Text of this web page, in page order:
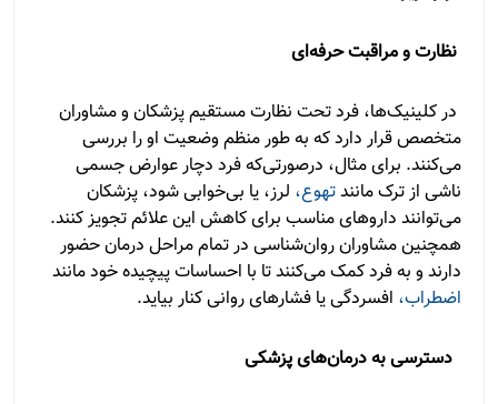
نظارت و مراقبت حرفه‌ای
در کلینیک‌ها، فرد تحت نظارت مستقیم پزشکان و مشاوران
متخصص قرار دارد که به طور منظم وضعیت او را بررسی
می‌کنند. برای مثال، درصورتی‌که فرد دچار عوارض جسمی
ناشی از ترک مانندتهوع، لرز، یا بی‌خوابی شود، پزشکان
می‌توانند داروهای مناسب برای کاهش این علائم تجویز کنند.
همچنین مشاوران روان‌شناسی در تمام مراحل درمان حضور
دارند و به فرد کمک می‌کنند تا با احساسات پیچیده خود مانند
اضطراب، افسردگی یا فشارهای روانی کنار بیاید.
دسترسی به درمان‌های پزشکی